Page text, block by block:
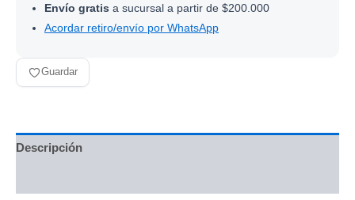
Envío gratis a sucursal a partir de $200.000
Acordar retiro/envío por WhatsApp
Guardar
Descripción